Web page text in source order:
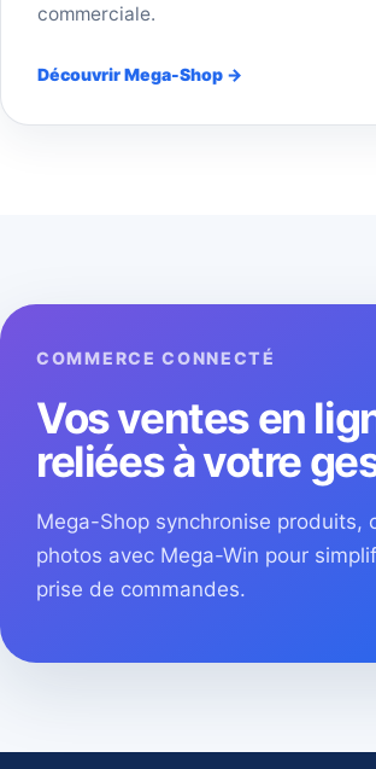
commerciale.
Découvrir Mega-Shop →
COMMERCE CONNECTÉ
Vos ventes en
reliées à votre
Mega-Shop synchronise produits,
photos avec Mega-Win pour
prise de commandes.